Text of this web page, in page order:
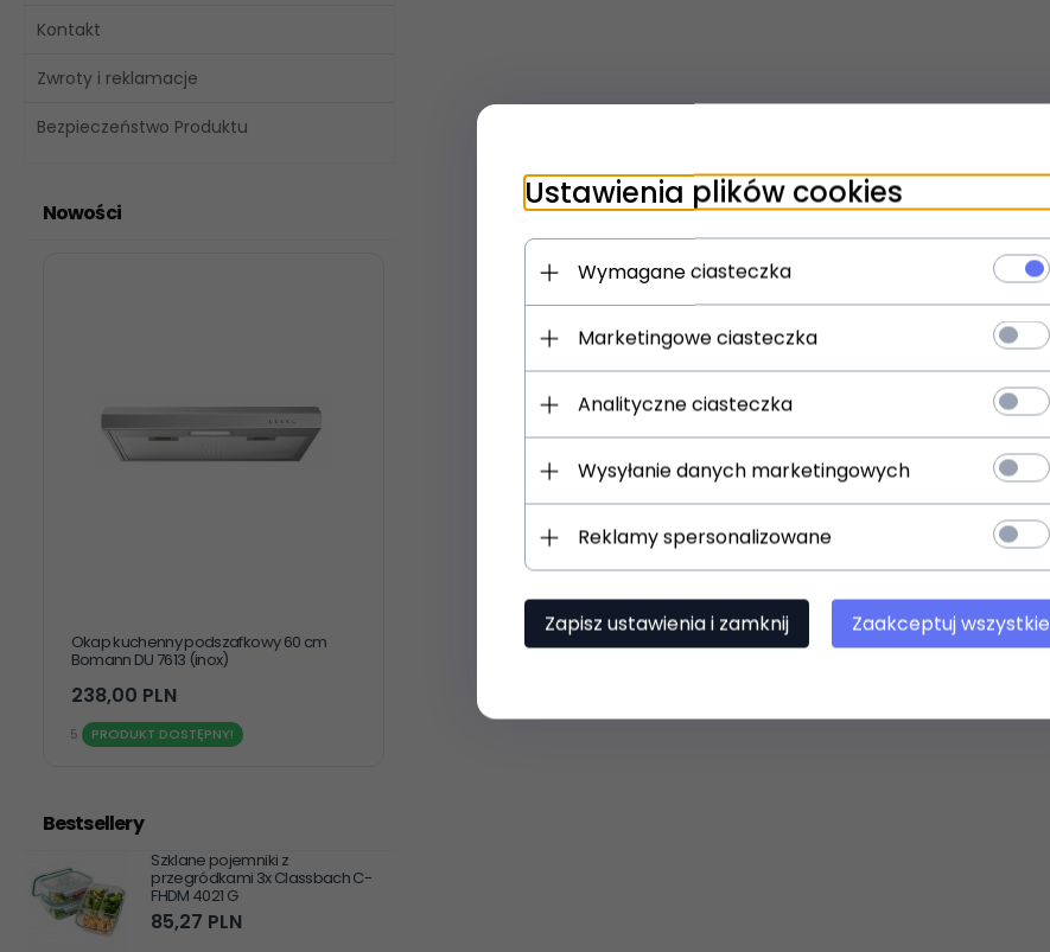
Kontakt
Zwroty i reklamacje
Bezpieczeństwo Produktu
Nowości
Okap kuchenny podszafkowy 60 cm
Bomann DU 7613 (inox)
229,00
PRODUKT DOSTĘPNY!
5
Zamrażarka szufladowa Total No Frost 274 l
Bestsellery
Szklane pojemniki z
przegródkami 3x Classbach C-
FHDM 4021 G
85,27 PLN
Ustawienia plików cookies
Wymagane ciasteczka
Marketingowe ciasteczka
Analityczne ciasteczka
Wysyłanie danych marketingowych
Reklamy spersonalizowane
Zapisz ustawienia i zamknij Zaakceptuj wszystkie